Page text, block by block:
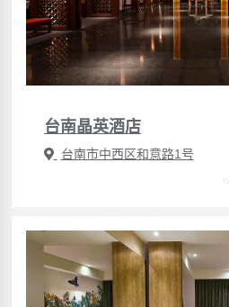
台南晶英酒店
台南市中西区和意路1号